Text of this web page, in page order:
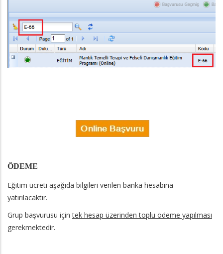
ÖDEME
Eğitim ücreti aşağıda bilgileri verilen banka hesabına
yatırılacaktır.
Grup başvurusu içintek hesap üzerinden toplu ödeme yapılması
gerekmektedir.